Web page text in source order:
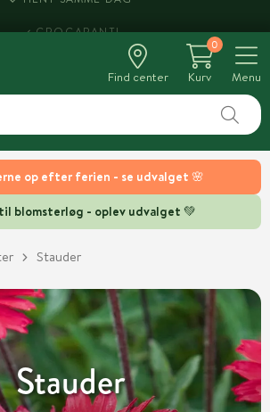
op efter ferien - se udvalget 🌸
blomsterløg - oplev udvalget 💚
Find center
0
Kurv
Menu
Stauder
Stauder